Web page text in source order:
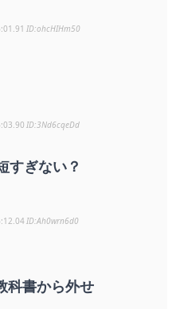
ohcHIHm50
3Nd6cqeDd
すぎない？
Ah0wrn6d0
科書から外せ